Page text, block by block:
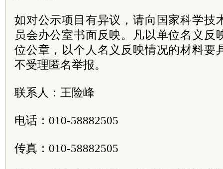
如对公示项目有异议，请向国家科学技
员会办公室书面反映。凡以单位名义反
位公章，以个人名义反映情况的材料要
不受理匿名举报。
联系人：王险峰
电话：010-58882505
传真：010-58882505